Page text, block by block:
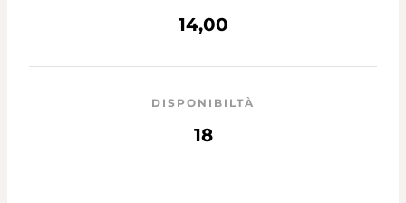
14,00
DISPONIBILTÀ
18